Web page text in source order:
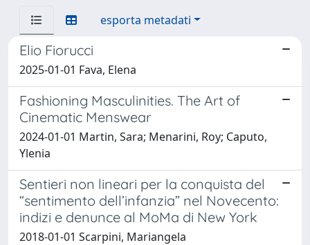
esporta metadati
Elio Fiorucci
2025-01-01 Fava, Elena
Fashioning Masculinities. The Art of
Cinematic Menswear
2024-01-01 Martin, Sara; Menarini, Roy; Caputo,
Ylenia
Sentieri non lineari per la conquista del
“sentimento dell’infanzia” nel Novecento:
indizi e denunce al MoMa di New York
2018-01-01 Scarpini, Mariangela